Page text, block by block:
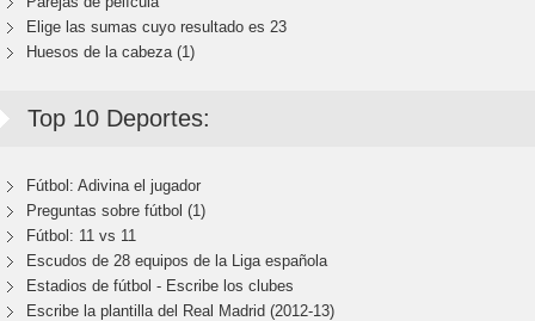
Elige las sumas cuyo resultado es 23
Huesos de la cabeza (1)
Top 10 Deportes:
Fútbol: Adivina el jugador
Preguntas sobre fútbol (1)
Fútbol: 11 vs 11
Escudos de 28 equipos de la Liga española
Estadios de fútbol - Escribe los clubes
Escribe la plantilla del Real Madrid (2012-13)